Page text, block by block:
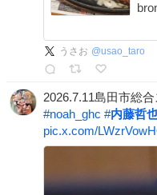
園
うさお @usao_taro
2026.7.11島田市総
#noah_ghc #内藤哲
pic.x.com/